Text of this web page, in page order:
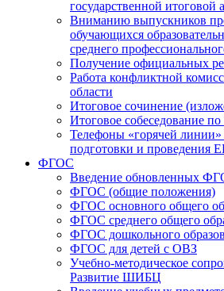
государственной итоговой
Вниманию выпускников
обучающихся
среднего
Получение официальных
Работа конфликтной
области
Итоговое сочинение
Итоговое собеседование
Телефоны «горячей
подготовки и проведения
ФГОС
Введение обновленных
ФГОС (общие положения)
ФГОС основного общего
ФГОС среднего общего
ФГОС дошкольного
ФГОС для детей с ОВЗ
Учебно-методическое
Развитие ШИБЦ